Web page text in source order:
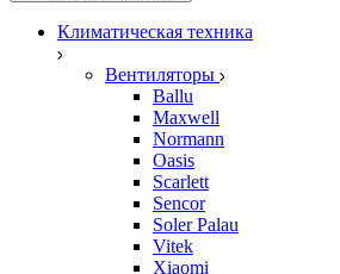
Климатическая техника
Вентиляторы
Ballu
Maxwell
Normann
Oasis
Scarlett
Sencor
Soler Palau
Vitek
Xiaomi